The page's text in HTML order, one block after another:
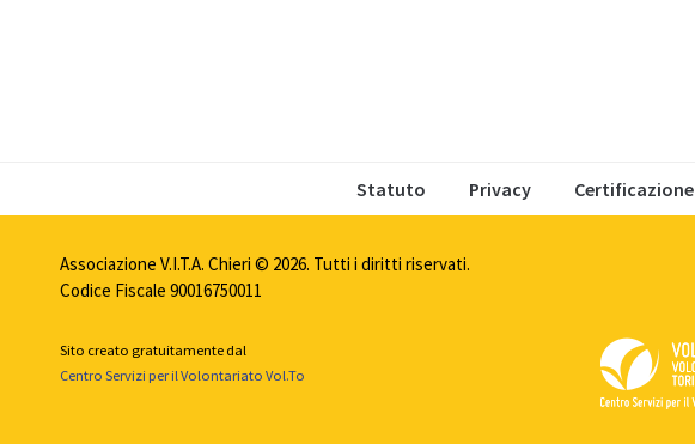
Statuto Privacy Certificazione
Associazione V.I.T.A. Chieri © 2026. Tutti i diritti riservati.
Codice Fiscale 90016750011
Sito creato gratuitamente dal
Centro Servizi per il Volontariato Vol.To